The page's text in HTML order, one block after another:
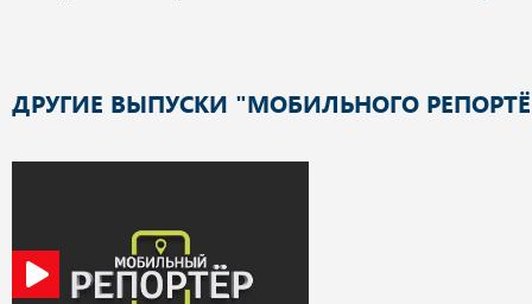
ДРУГИЕ ВЫПУСКИ "МОБИЛЬНОГО